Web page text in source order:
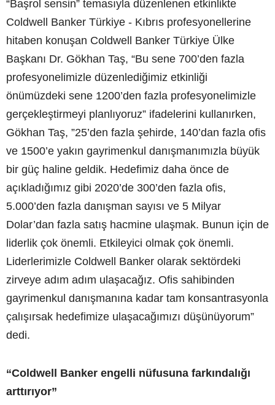
“Başrol sensin” temasıyla düzenlenen etkinlikte
Coldwell Banker Türkiye - Kıbrıs profesyonellerine
hitaben konuşan Coldwell Banker Türkiye Ülke
Başkanı Dr. Gökhan Taş, “Bu sene 700’den fazla
profesyonelimizle düzenlediğimiz etkinliği
önümüzdeki sene 1200’den fazla profesyonelimizle
gerçekleştirmeyi planlıyoruz” ifadelerini kullanırken,
Gökhan Taş, ”25’den fazla şehirde, 140’dan fazla ofis
ve 1500’e yakın gayrimenkul danışmanımızla büyük
bir güç haline geldik. Hedefimiz daha önce de
açıkladığımız gibi 2020’de 300’den fazla ofis,
5.000’den fazla danışman sayısı ve 5 Milyar
Dolar’dan fazla satış hacmine ulaşmak. Bunun için de
liderlik çok önemli. Etkileyici olmak çok önemli.
Liderlerimizle Coldwell Banker olarak sektördeki
zirveye adım adım ulaşacağız. Ofis sahibinden
gayrimenkul danışmanına kadar tam konsantrasyonla
çalışırsak hedefimize ulaşacağımızı düşünüyorum”
dedi.
“Coldwell Banker engelli nüfusuna farkındalığı
arttırıyor”